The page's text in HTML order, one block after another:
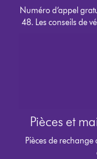
Numéro d’appel
48. Les conseils de
Pièces et
Pièces de